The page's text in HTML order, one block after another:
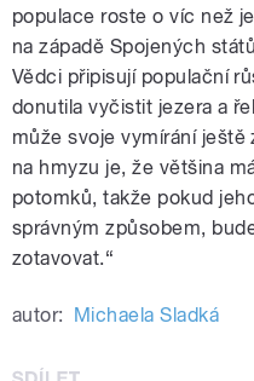
populace roste o víc než
na západě Spojených
Vědci připisují populační
donutila vyčistit jezera a
může svoje vymírání ještě
na hmyzu je, že většina
potomků, takže pokud
správným způsobem,
zotavovat.“
autor: Michaela Sladká